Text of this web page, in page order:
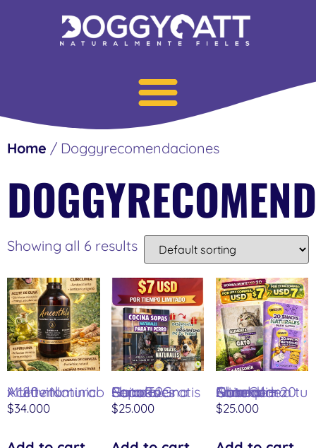
Home / Doggyrecomendaciones
Showing all 6 results
Aceite Natural Multivitaminico x 180 ml.
$34.000
Guia Cocina Sopas Naturales Para Tu Perro+2 Ebooks Gratis
$25.000
Guia Cómo Alimentar a tu Gato de Forma Natural + 20 Snacks de Obsequio
$25.000